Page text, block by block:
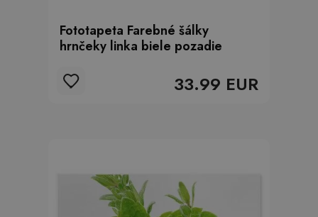
Fototapeta Farebné šálky
hrnčeky linka biele pozadie
33.99 EUR